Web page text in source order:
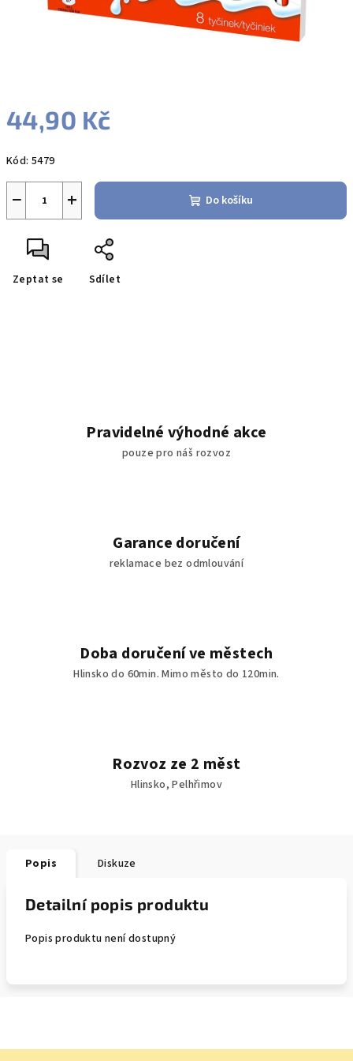
44,90 Kč
cena:
Kód: 5479
+
− Do košíku
Zeptat se Sdílet
Pravidelné výhodné akce
pouze pro náš rozvoz
Garance doručení
reklamace bez odmlouvání
Doba doručení ve městech
Hlinsko do 60min. Mimo město do 120min.
Rozvoz ze 2 měst
Hlinsko, Pelhřimov
Popis Diskuze
Detailní popis produktu
Popis produktu není dostupný